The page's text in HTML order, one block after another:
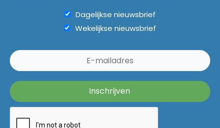
Dagelijkse nieuwsbrief
Wekelijkse nieuwsbrief